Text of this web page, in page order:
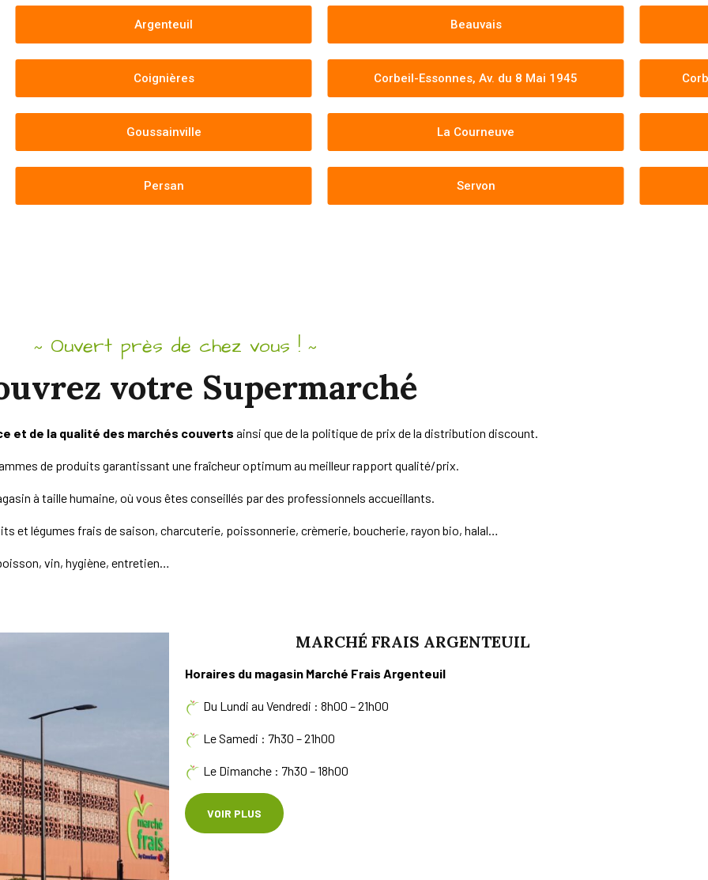
Argenteuil Beauvais
Coignières Corbeil-Essonnes, Av. du 8 Mai 1945
Goussainville La Courneuve
Persan Servon
~ Ouvert près de chez vous ! ~
votre Supermarché
et de la qualité des marchés couverts ainsi que de la politique de prix de la distribution discount.
de produits garantissant une fraîcheur optimum au meilleur rapport qualité/prix.
à taille humaine, où vous êtes conseillés par des professionnels accueillants.
et légumes frais de saison, charcuterie, poissonnerie, crèmerie, boucherie, rayon bio, halal…
vin, hygiène, entretien…
MARCHÉ FRAIS ARGENTEUIL
Horaires du magasin Marché Frais Argenteuil
Du Lundi au Vendredi : 8h00 – 21h00
Le Samedi : 7h30 – 21h00
Le Dimanche : 7h30 – 18h00
VOIR PLUS